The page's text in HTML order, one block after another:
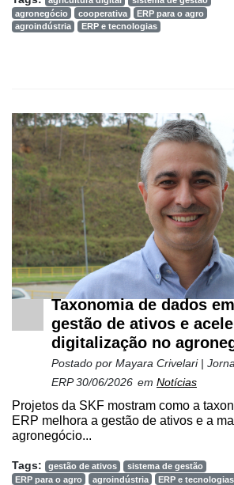
agronegócio
cooperativa
ERP para o agro
agroindústria
ERP e tecnologias
Taxonomia de dados
gestão de ativos e
digitalização no
Postado por Mayara Crivelari |
ERP30/06/2026 em Notícias
Projetos da SKF mostram como a
ERP melhora a gestão de ativos e a
agronegócio...
Tags: gestão de ativos
sistema de gestão
ERP para o agro
agroindústria ERP e tecnologias